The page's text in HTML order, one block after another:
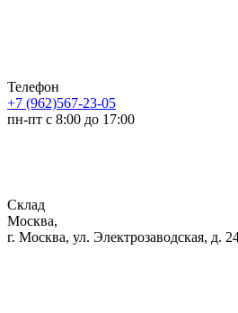
Телефон
+7 (962)567-23-05
пн-пт с 8:00 до 17:00
Склад
Москва,
г. Москва, ул. Электрозаводская, д.